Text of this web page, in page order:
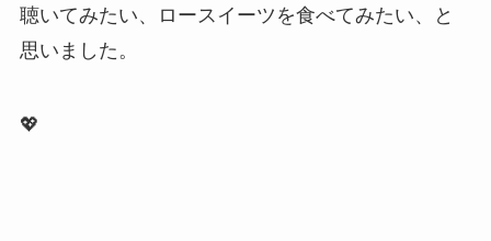
聴いてみたい、ロースイーツを食べてみたい、と
思いました。
💖